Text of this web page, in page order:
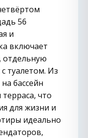
56
и
включает
отдельную
туалетом. Из
бассейн
что
для жизни и
идеально